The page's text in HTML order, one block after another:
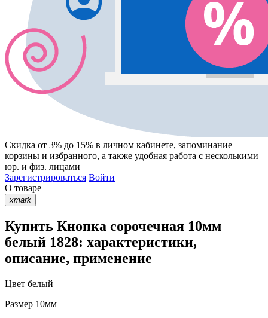
Скидка от 3% до 15% в личном кабинете, запоминание
корзины и избранного, а также удобная работа с несколькими
юр. и физ. лицами
Зарегистрироваться Войти
О товаре
xmark
Купить Кнопка сорочечная 10мм
белый 1828: характеристики,
описание, применение
Цвет белый
Размер 10мм